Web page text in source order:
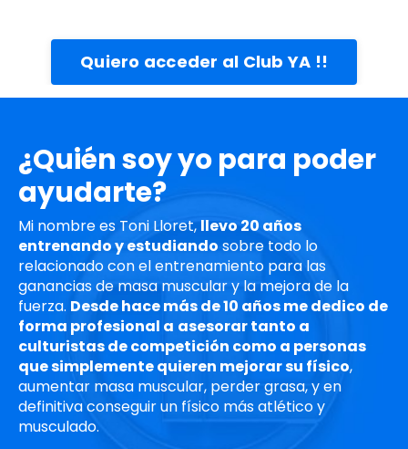
Quiero acceder al Club YA !!
¿Quién soy yo para poder
ayudarte?
Mi nombre es Toni Lloret, llevo 20 años
entrenando y estudiando sobre todo lo
relacionado con el entrenamiento para las
ganancias de masa muscular y la mejora de la
fuerza. Desde hace más de 10 años me dedico de
forma profesional a asesorar tanto a
culturistas de competición como a personas
que simplemente quieren mejorar su físico,
aumentar masa muscular, perder grasa, y en
definitiva conseguir un físico más atlético y
musculado.